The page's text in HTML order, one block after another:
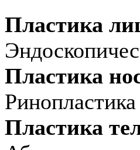
Пластика
Пластика
Пластика